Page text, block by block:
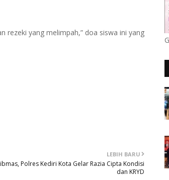
rezeki yang melimpah,” doa siswa ini yang
LEBIH BARU
Polres Kediri Kota Gelar Razia Cipta Kondisi
dan KRYD